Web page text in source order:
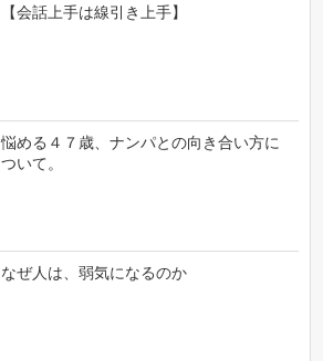
【会話上手は線引き上手】
悩める４７歳、ナンパとの向き合い方に
ついて。
なぜ人は、弱気になるのか